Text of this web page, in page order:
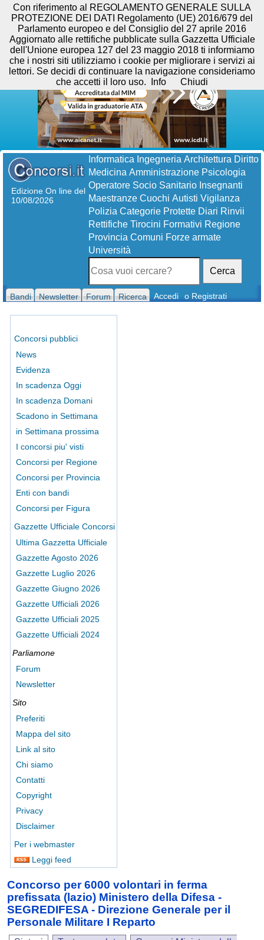
Edizione On line del
10/08/2026
Informatica Ingegneria Architettura Diritto
Medicina Amministrazione Psicologia
Operatore Socio Sanitario Insegnanti
Maestranze Cuochi Autisti Vigilanza
Polizia Categorie Protette Diari Rinvii
Rettifiche Tirocini Formativi Regione
Provincia Comuni Forze armate
Università
Cerca
Bandi Newsletter Forum Ricerca Accedi o Registrati
Concorsi pubblici
News
Evidenza
In scadenza Oggi
In scadenza Domani
Scadono in Settimana
in Settimana prossima
I concorsi piu' visti
Concorsi per Regione
Concorsi per Provincia
Enti con bandi
Concorsi per Figura
Gazzette Ufficiale Concorsi
Ultima Gazzetta Ufficiale
Gazzette Agosto 2026
Gazzette Luglio 2026
Gazzette Giugno 2026
Gazzette Ufficiali 2026
Gazzette Ufficiali 2025
Gazzette Ufficiali 2024
Parliamone
Forum
Newsletter
Sito
Preferiti
Mappa del sito
Link al sito
Chi siamo
Contatti
Copyright
Privacy
Disclaimer
Per i webmaster
Leggi feed
Concorso per 6000 volontari in ferma
prefissata (lazio) Ministero della Difesa -
SEGREDIFESA - Direzione Generale per il
Personale Militare I Reparto
Con riferimento al REGOLAMENTO GENERALE SULLA
PROTEZIONE DEI DATI Regolamento (UE) 2016/679 del
Parlamento europeo e del Consiglio del 27 aprile 2016
Aggiornato alle rettifiche pubblicate sulla Gazzetta Ufficiale
dell'Unione europea 127 del 23 maggio 2018 ti informiamo
che i nostri siti utilizziamo i cookie per migliorare i servizi ai
lettori. Se decidi di continuare la navigazione consideriamo
che accetti il loro uso.
Info Chiudi